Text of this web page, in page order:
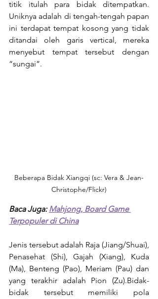
titik itulah para bidak ditempatkan.
Uniknya adalah di tengah-tengah papan
ini terdapat tempat kosong yang tidak
ditandai oleh garis vertical, mereka
menyebut tempat tersebut dengan
“sungai”.
Beberapa Bidak Xiangqi (sc: Vera & Jean-
Christophe/Flickr)
Baca Juga: Mahjong, Board Game
Terpopuler di China
Jenis tersebut adalah Raja (Jiang/Shuai),
Penasehat (Shi), Gajah (Xiang), Kuda
(Ma), Benteng (Pao), Meriam (Pau) dan
yang terakhir adalah Pion (Zu).Bidak-
bidak tersebut memiliki pola